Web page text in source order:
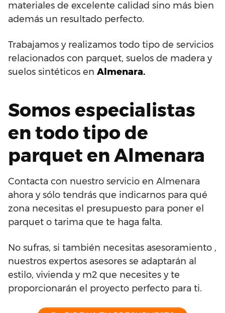
materiales de excelente calidad sino más bien
además un resultado perfecto.
Trabajamos y realizamos todo tipo de servicios
relacionados con parquet, suelos de madera y
suelos sintéticos en Almenara.
Somos especialistas
en todo tipo de
parquet en Almenara
Contacta con nuestro servicio en Almenara
ahora y sólo tendrás que indicarnos para qué
zona necesitas el presupuesto para poner el
parquet o tarima que te haga falta.
No sufras, si también necesitas asesoramiento ,
nuestros expertos asesores se adaptarán al
estilo, vivienda y m2 que necesites y te
proporcionarán el proyecto perfecto para ti.